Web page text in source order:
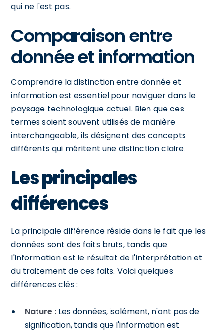
qui ne l'est pas.
Comparaison entre
donnée et information
Comprendre la distinction entre donnée et
information est essentiel pour naviguer dans le
paysage technologique actuel. Bien que ces
termes soient souvent utilisés de manière
interchangeable, ils désignent des concepts
différents qui méritent une distinction claire.
Les principales
différences
La principale différence réside dans le fait que les
données sont des faits bruts, tandis que
l'information est le résultat de l'interprétation et
du traitement de ces faits. Voici quelques
différences clés :
Nature : Les données, isolément, n'ont pas de
signification, tandis que l'information est